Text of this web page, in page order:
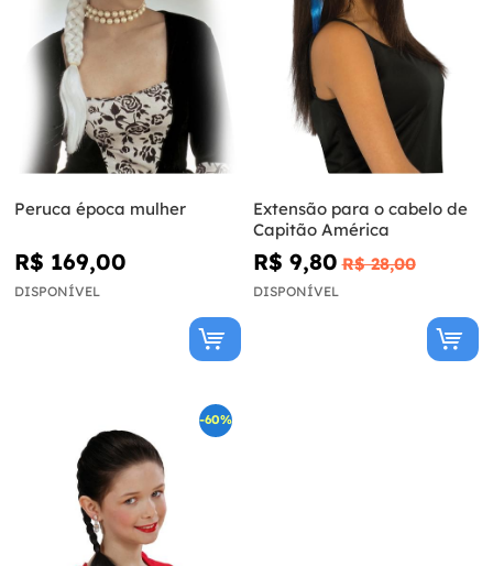
Peruca época mulher
R$ 169,00
DISPONÍVEL
Extensão para o cabelo de
Capitão América
R$ 9,80 R$ 28,00
DISPONÍVEL
-60%